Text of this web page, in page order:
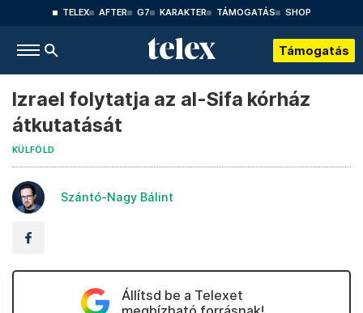
TELEX AFTER G7 KARAKTER TÁMOGATÁS SHOP
Támogatás
Izrael folytatja az al-Sifa kórház
átkutatását
KÜLFÖLD
Szántó-Nagy Bálint
Állítsd be a Telexet